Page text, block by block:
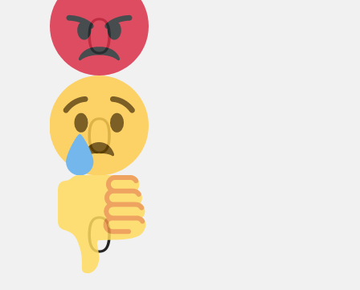
0
0
Грусть :(
0
Палец вниз!